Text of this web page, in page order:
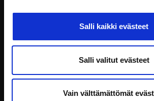
Salli kaikki evästeet
Salli valitut evästeet
Vain välttämättömät